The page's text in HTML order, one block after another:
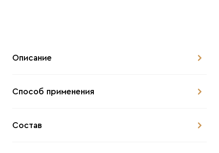
Описание
Способ применения
Состав